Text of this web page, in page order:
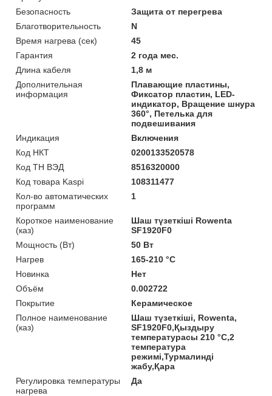
Безопасность
Защита от перегрева
Благотворительность
N
Время нагрева (сек)
45
Гарантия
2 года мес.
Длина кабеля
1,8 м
Дополнительная
информация
Плавающие пластины,
Фиксатор пластин, LED-
индикатор, Вращение шнура
360°, Петелька для
подвешивания
Индикация
Включения
Код НКТ
0200133520578
Код ТН ВЭД
8516320000
Код товара Kaspi
108311477
Кол-во автоматических
программ
1
Короткое наименование
(каз)
Шаш түзеткіші Rowenta
SF1920F0
Мощность (Bт)
50 Вт
Нагрев
165-210 °C
Новинка
Нет
Объём
0.002722
Покрытие
Керамическое
Полное наименование
(каз)
Шаш түзеткіші, Rowenta,
SF1920F0,Қыздыру
температурасы 210 °С,2
температура
режимі,Турмалинді
жабу,Қара
Регулировка температуры
нагрева
Да